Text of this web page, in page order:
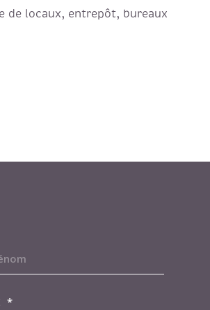
de locaux, entrepôt, bureaux
*